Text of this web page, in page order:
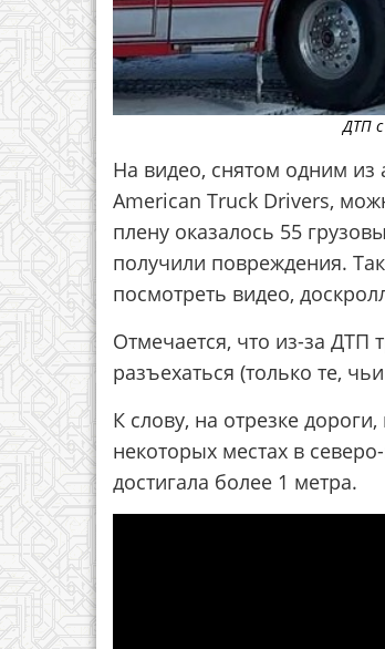
ДТП
На видео, снятом одним
American Truck Drivers,
плену оказалось 55
получили повреждения.
посмотреть видео,
Отмечается, что из-за ДТП
разъехаться (только те,
К слову, на отрезке
некоторых местах в
достигала более 1 метра.